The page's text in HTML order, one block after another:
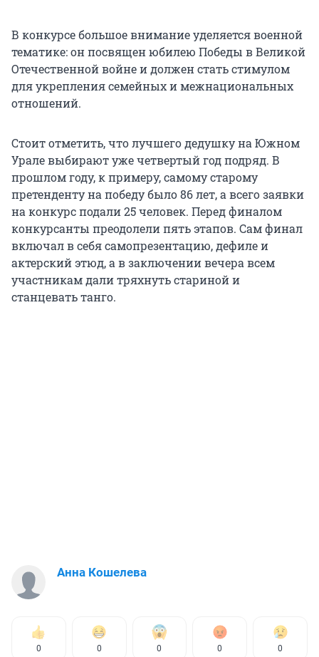
В конкурсе большое внимание уделяется военной
тематике: он посвящен юбилею Победы в Великой
Отечественной войне и должен стать стимулом
для укрепления семейных и межнациональных
отношений.
Стоит отметить, что лучшего дедушку на Южном
Урале выбирают уже четвертый год подряд. В
прошлом году, к примеру, самому старому
претенденту на победу было 86 лет, а всего заявки
на конкурс подали 25 человек. Перед финалом
конкурсанты преодолели пять этапов. Сам финал
включал в себя самопрезентацию, дефиле и
актерский этюд, а в заключении вечера всем
участникам дали тряхнуть стариной и
станцевать танго.
Анна Кошелева
0 0 0 0 0